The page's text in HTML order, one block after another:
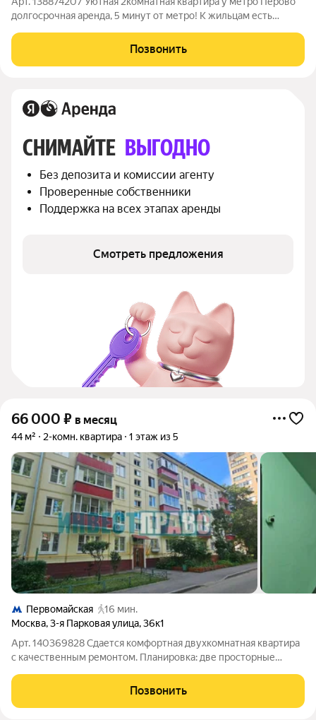
долгосрочная аренда, 5 минут от метро! К жильцам есть
панельного дома (1966 г.) из 5 этажей. Общая площадь 45 м:
Позвонить
СНИМАЙТЕ ВЫГОДНО
Без депозита и комиссии агенту
Проверенные собственники
Поддержка на всех этапах аренды
Смотреть предложения
66 000 ₽ в месяц
44 м² 2-комн. квартира 1 этаж из 5
Первомайская
16 мин.
Москва,3-я Парковая улица,36к1
Арт. 140369828 Сдается комфортная двухкомнатная квартира
с качественным ремонтом. Планировка: две просторные
полностью меблирована и оснащена техникой для
комфортного проживания. Из техники
Позвонить